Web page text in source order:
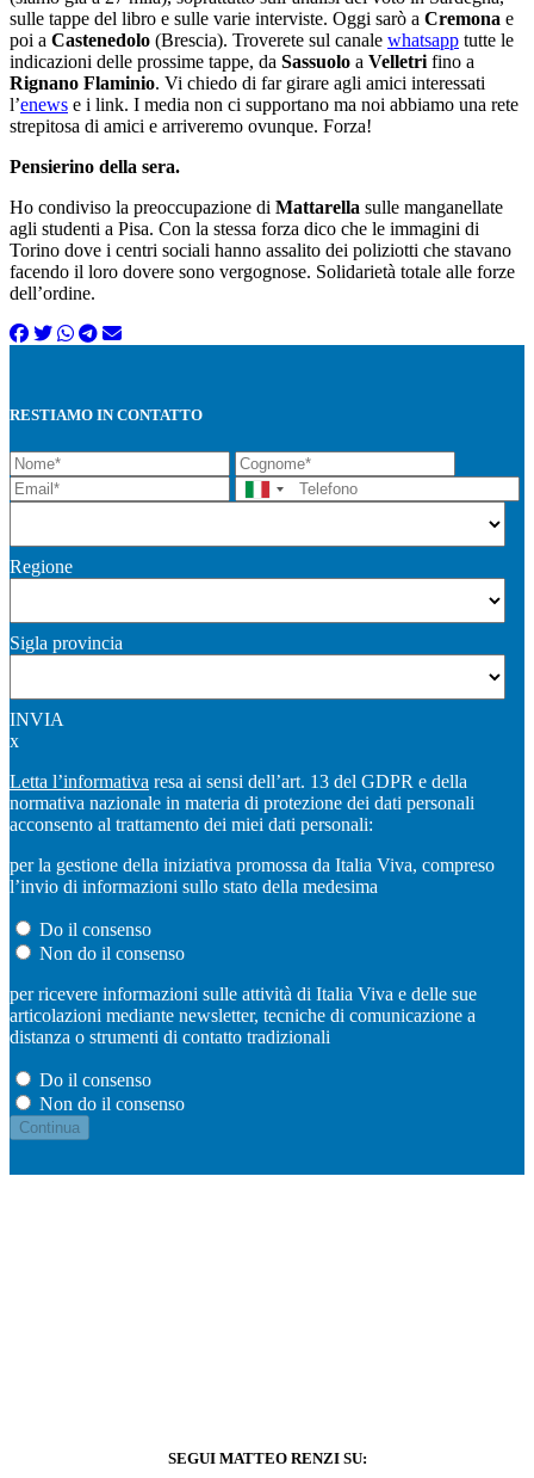
sulle tappe del libro e sulle varie interviste. Oggi sarò a Cremona e
poi a Castenedolo (Brescia). Troverete sul canale whatsapp tutte le
indicazioni delle prossime tappe, da Sassuolo a Velletri fino a
Rignano Flaminio. Vi chiedo di far girare agli amici interessati
l’enews e i link. I media non ci supportano ma noi abbiamo una rete
strepitosa di amici e arriveremo ovunque. Forza!
Pensierino della sera.
Ho condiviso la preoccupazione di Mattarella sulle manganellate
agli studenti a Pisa. Con la stessa forza dico che le immagini di
Torino dove i centri sociali hanno assalito dei poliziotti che stavano
facendo il loro dovere sono vergognose. Solidarietà totale alle forze
dell’ordine.
RESTIAMO IN CONTATTO
Regione
Sigla provincia
INVIA
x
Letta l’informativa resa ai sensi dell’art. 13 del GDPR e della
normativa nazionale in materia di protezione dei dati personali
acconsento al trattamento dei miei dati personali:
per la gestione della iniziativa promossa da Italia Viva, compreso
l’invio di informazioni sullo stato della medesima
Do il consenso
Non do il consenso
per ricevere informazioni sulle attività di Italia Viva e delle sue
articolazioni mediante newsletter, tecniche di comunicazione a
distanza o strumenti di contatto tradizionali
Do il consenso
Non do il consenso
SEGUI MATTEO RENZI SU: